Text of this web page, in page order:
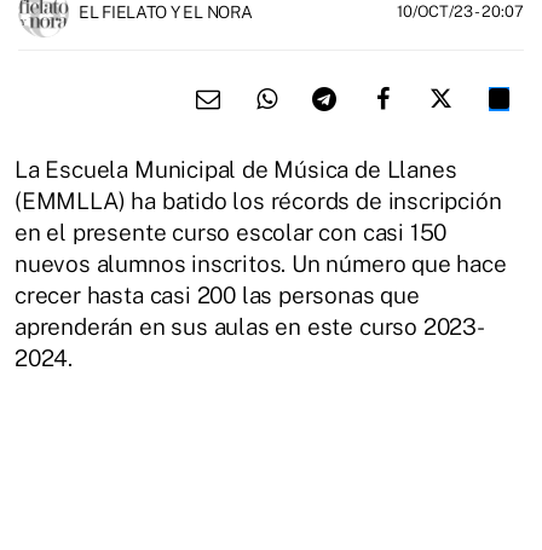
EL FIELATO Y EL NORA 10/OCT/23- 20:07
La Escuela Municipal de Música de Llanes
(EMMLLA) ha batido los récords de inscripción
en el presente curso escolar con casi 150
nuevos alumnos inscritos. Un número que hace
crecer hasta casi 200 las personas que
aprenderán en sus aulas en este curso 2023-
2024.